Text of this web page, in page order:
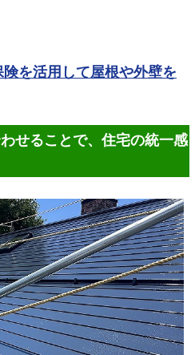
険を活用して屋根や外壁を
せることで、住宅の統一感